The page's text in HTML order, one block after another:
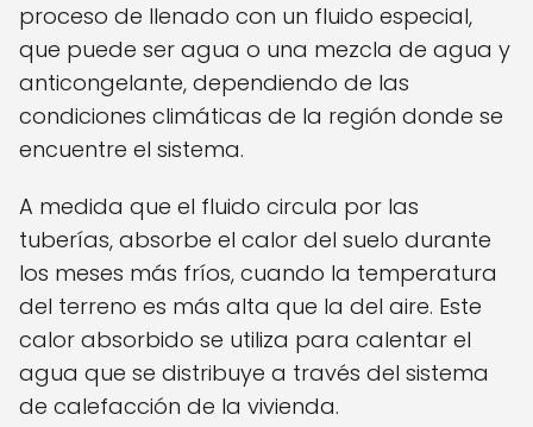
proceso de llenado con un fluido especial,
que puede ser agua o una mezcla de agua y
anticongelante, dependiendo de las
condiciones climáticas de la región donde se
encuentre el sistema.
A medida que el fluido circula por las
tuberías, absorbe el calor del suelo durante
los meses más fríos, cuando la temperatura
del terreno es más alta que la del aire. Este
calor absorbido se utiliza para calentar el
agua que se distribuye a través del sistema
de calefacción de la vivienda.